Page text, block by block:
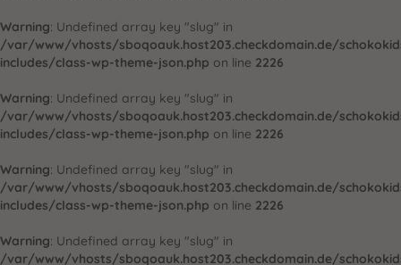
Warning: Undefined array key "slug" in
/var/www/vhosts/sboqoauk.host203.checkdomain.de/
includes/class-wp-theme-json.php on line 2226
Warning: Undefined array key "slug" in
/var/www/vhosts/sboqoauk.host203.checkdomain.de/
includes/class-wp-theme-json.php on line 2226
Warning: Undefined array key "slug" in
/var/www/vhosts/sboqoauk.host203.checkdomain.de/
includes/class-wp-theme-json.php on line 2226
Warning: Undefined array key "slug" in
/var/www/vhosts/sboqoauk.host203.checkdomain.de/